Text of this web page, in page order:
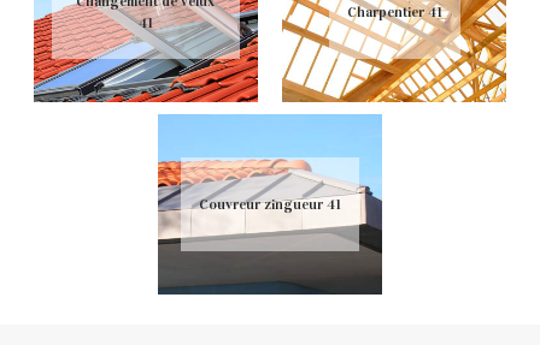
41
Charpentier 41
Couvreur zingueur 41